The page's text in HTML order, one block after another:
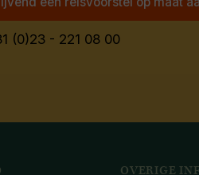
(0)23 - 221 08 00
OVERIGE